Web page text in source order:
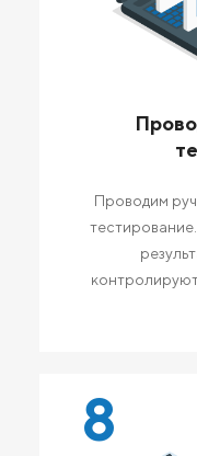
Проводим
8